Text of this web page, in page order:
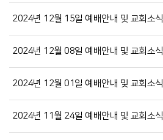
2024년 12월 15일 예배안내 및 교회소식
2024년 12월 08일 예배안내 및 교회소식
2024년 12월 01일 예배안내 및 교회소식
2024년 11월 24일 예배안내 및 교회소식